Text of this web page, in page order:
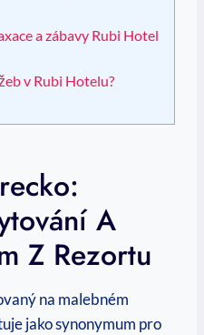
a zábavy Rubi Hotel
v Rubi Hotelu?
A
Z Rezortu
na malebném
jako synonymum pro